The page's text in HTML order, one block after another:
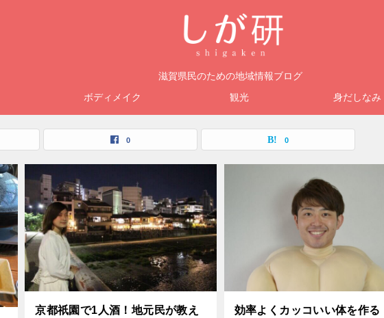
滋賀県民のための地域情報ブログ
ボディメイク 観光 身だしなみ
0 0
京都祇園で1人酒！地元民が教え
効率よくカッコいい体を作る